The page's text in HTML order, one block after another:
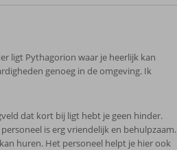
ligt Pythagorion waar je heerlijk kan
genoeg in de omgeving. Ik
dat kort bij ligt hebt je geen hinder.
is erg vriendelijk en behulpzaam.
huren. Het personeel helpt je hier ook